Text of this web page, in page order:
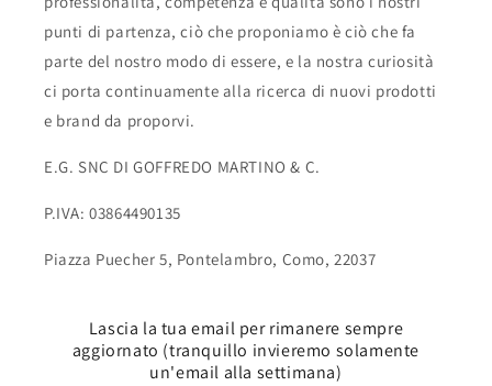
punti di partenza, ciò che proponiamo è ciò che fa
parte del nostro modo di essere, e la nostra curiosità
ci porta continuamente alla ricerca di nuovi prodotti
e brand da proporvi.
E.G. SNC DI GOFFREDO MARTINO & C.
P.IVA: 03864490135
Piazza Puecher 5, Pontelambro, Como, 22037
Lascia la tua email per rimanere sempre
aggiornato (tranquillo invieremo solamente
un'email alla settimana)